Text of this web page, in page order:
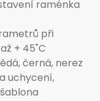
raménka
při
+ 45˚C
černá, nerez
uchycení,